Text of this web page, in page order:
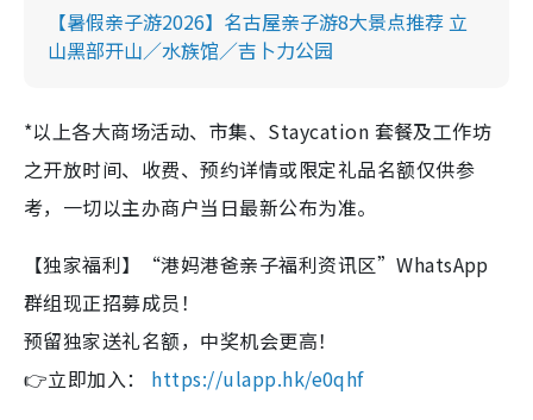
【暑假亲子游2026】名古屋亲子游8大景点推荐 立
山黑部开山／水族馆／吉卜力公园
*以上各大商场活动、市集、Staycation 套餐及工作坊
之开放时间、收费、预约详情或限定礼品名额仅供参
考，一切以主办商户当日最新公布为准。
【独家福利】“港妈港爸亲子福利资讯区”WhatsApp
群组现正招募成员！
预留独家送礼名额，中奖机会更高！
👉立即加入： https://ulapp.hk/e0qhf